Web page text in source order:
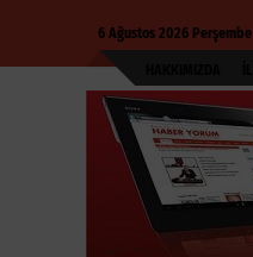
6 Ağustos 2026 Perşembe